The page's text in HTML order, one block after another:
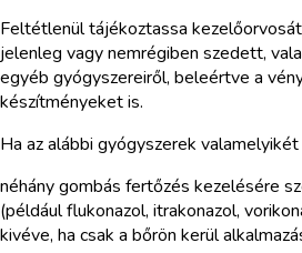
Feltétlenül tájékoztassa
jelenleg vagy nemrégiben szedett,
egyéb gyógyszereiről, beleértve a
készítményeket is.
Ha az alábbi gyógyszerek valamelyikét
néhány gombás fertőzés kezelésére
(például flukonazol, itrakonazol,
kivéve, ha csak a bőrön kerül